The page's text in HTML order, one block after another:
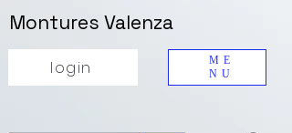
ME
NU
Montures Valenza
login